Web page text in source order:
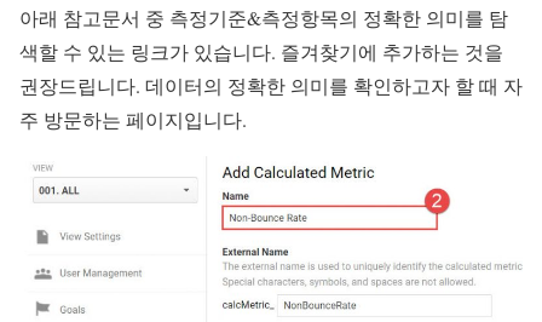
아래 참고문서 중 측정기준&측정항목의 정확한 의미를 탐
색할 수 있는 링크가 있습니다. 즐겨찾기에 추가하는 것을
권장드립니다. 데이터의 정확한 의미를 확인하고자 할 때 자
주 방문하는 페이지입니다.